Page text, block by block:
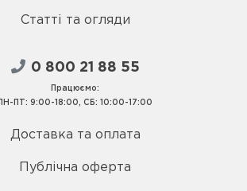
Статті та огляди
0 800 21 88 55
Працюємо:
ПН-ПТ: 9:00-18:00, СБ: 10:00-17:00
Доставка та оплата
Публічна оферта